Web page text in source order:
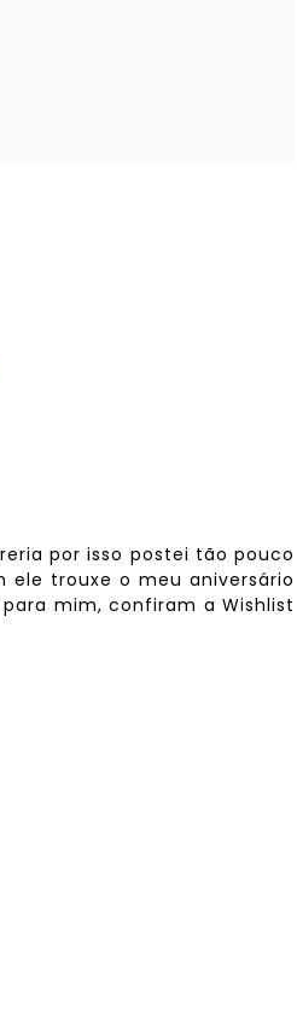
por isso postei tão pouco
ele trouxe o meu aniversário
mim, confiram a Wishlist